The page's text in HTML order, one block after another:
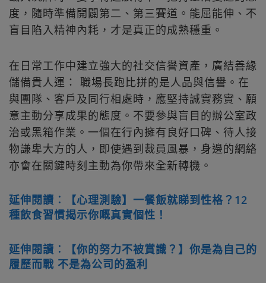
度，隨時準備開闢第二、第三賽道。能屈能伸、不
盲目陷入精神內耗，才是真正的成熟穩重。
在日常工作中建立強大的社交信譽資產，廣結善緣
儲備貴人運： 職場長跑比拼的是人品與信譽。在
與團隊、客戶及同行相處時，應堅持誠實務實、願
意主動分享成果的態度。不要參與盲目的辦公室政
治或黑箱作業。一個在行內擁有良好口碑、待人接
物謙卑大方的人，即使遇到裁員風暴，身邊的網絡
亦會在關鍵時刻主動為你帶來全新轉機。
延伸閱讀︰【心理測驗】一餐飯就睇到性格？12
種飲食習慣揭示你嘅真實個性！
延伸閱讀︰【你的努力不被賞識？】你是為自己的
履歷而戰 不是為公司的盈利